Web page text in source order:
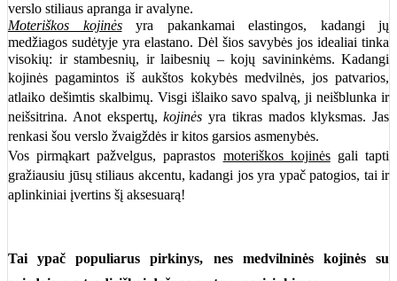
verslo stiliaus apranga ir avalyne.
Moteriškos kojinėsyra pakankamai elastingos, kadangi jų
medžiagos sudėtyje yra elastano. Dėl šios savybės jos idealiai tinka
visokių: ir stambesnių, ir laibesnių – kojų savininkėms. Kadangi
kojinės pagamintos iš aukštos kokybės medvilnės, jos patvarios,
atlaiko dešimtis skalbimų. Visgi išlaiko savo spalvą, ji neišblunka ir
neišsitrina. Anot ekspertų,kojinės yra tikras mados klyksmas. Jas
renkasi šou verslo žvaigždės ir kitos garsios asmenybės.
Vos pirmąkart pažvelgus, paprastos moteriškos kojinėsgali tapti
gražiausiu jūsų stiliaus akcentu, kadangi jos yra ypač patogios, tai ir
aplinkiniai įvertins šį aksesuarą!
Tai ypač populiarus pirkinys, nes medvilninės kojinėssu